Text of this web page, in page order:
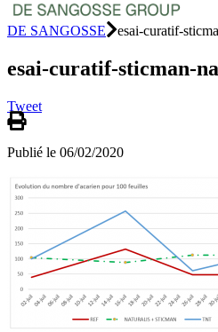
DE SANGOSSE esai-curatif-
esai-curatif-sticman-
Tweet
Publié le 06/02/2020